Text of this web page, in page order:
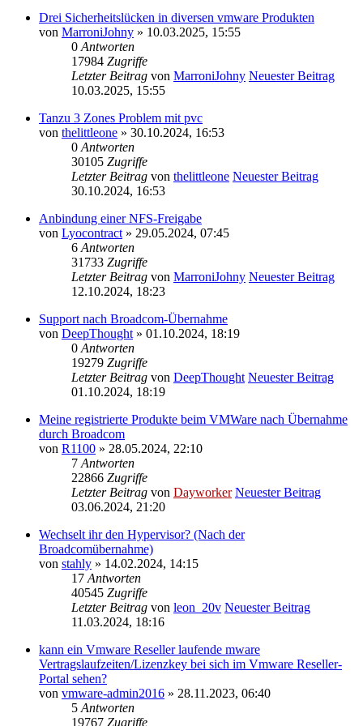
Drei Sicherheitslücken in diversen vmware Produkten
von MarroniJohny » 10.03.2025, 15:55
0 Antworten
17984 Zugriffe
Letzter Beitrag von MarroniJohny Neuester Beitrag
10.03.2025, 15:55
Tanzu 3 Zones Problem mit pvc
von thelittleone » 30.10.2024, 16:53
0 Antworten
30105 Zugriffe
Letzter Beitrag von thelittleone Neuester Beitrag
30.10.2024, 16:53
Anbindung einer NFS-Freigabe
von Lyocontract » 29.05.2024, 07:45
6 Antworten
31733 Zugriffe
Letzter Beitrag von MarroniJohny Neuester Beitrag
12.10.2024, 18:23
Support nach Broadcom-Übernahme
von DeepThought » 01.10.2024, 18:19
0 Antworten
19279 Zugriffe
Letzter Beitrag von DeepThought Neuester Beitrag
01.10.2024, 18:19
Meine registrierte Produkte beim VMWare nach Übernahme
durch Broadcom
von R1100 » 28.05.2024, 22:10
7 Antworten
22866 Zugriffe
Letzter Beitrag von Dayworker Neuester Beitrag
03.06.2024, 21:20
Wechselt ihr den Hypervisor? (Nach der
Broadcomübernahme)
von stahly » 14.02.2024, 14:15
17 Antworten
40545 Zugriffe
Letzter Beitrag von leon_20v Neuester Beitrag
11.03.2024, 18:16
kann ein Vmware Reseller laufende mware
Vertragslaufzeiten/Lizenzkey bei sich im Vmware Reseller-
Portal sehen?
von vmware-admin2016 » 28.11.2023, 06:40
5 Antworten
19767 Zugriffe